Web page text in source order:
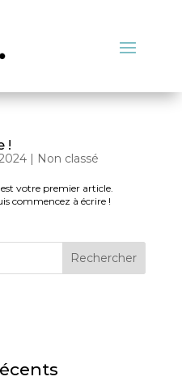
!
| Non classé
votre premier article.
commencez à écrire !
Rechercher